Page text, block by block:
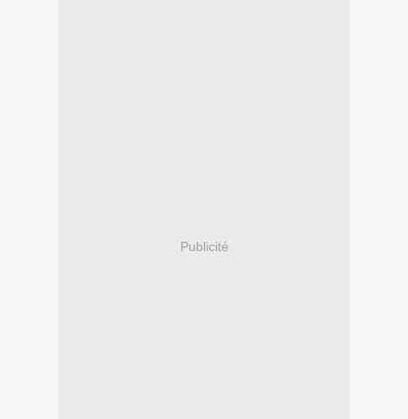
Publicité